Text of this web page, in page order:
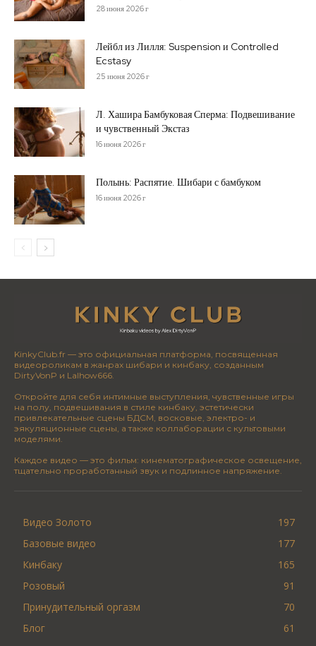
28 июня 2026 г
Лейбл из Лилля: Suspension и Controlled
Ecstasy
25 июня 2026 г
Л. Хашира Бамбуковая Сперма: Подвешивание
и чувственный Экстаз
16 июня 2026 г
Полынь: Распятие. Шибари с бамбуком
16 июня 2026 г
KinkyClub.fr — это официальная платформа, посвященная
видеороликам в жанрах шибари и кинбаку, созданным
DirtyVonP и Lalhow666.
Откройте для себя интимные выступления, чувственные игры
на полу, подвешивания в стиле кинбаку, эстетически
привлекательные сцены БДСМ, восковые, электро- и
эякуляционные сцены, а также коллаборации с культовыми
моделями.
Каждое видео — это фильм: кинематографическое освещение,
тщательно проработанный звук и подлинное напряжение.
Видео Золото
197
Базовые видео
177
Кинбаку
165
Розовый
91
Принудительный оргазм
70
Блог
61